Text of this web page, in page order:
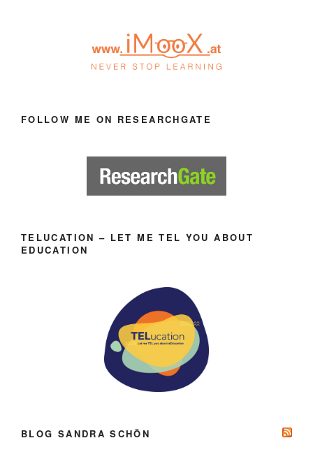
FOLLOW ME ON RESEARCHGATE
TELUCATION – LET ME TEL YOU ABOUT
EDUCATION
BLOG SANDRA SCHÖN